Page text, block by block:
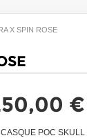
X SPIN ROSE
€
CASQUE POC